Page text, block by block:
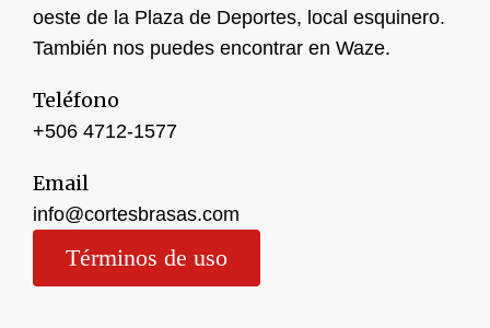
oeste de la Plaza de Deportes, local esquinero.
También nos puedes encontrar en Waze.
Teléfono
+506 4712-1577
Email
info@cortesbrasas.com
Términos de uso